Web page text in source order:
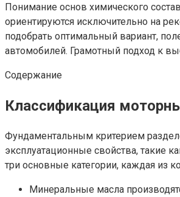
Понимание основ химического
ориентируются исключительно на
подобрать оптимальный вариант,
автомобилей. Грамотный подход к
Содержание
Классификация
Фундаментальным критерием
эксплуатационные свойства, такие
три основные категории, каждая из
Минеральные масла